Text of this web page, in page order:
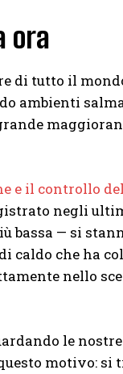
ora
di tutto il
ambienti
e il controllo
negli
bassa — si
caldo che ha
nello
le
motivo: si